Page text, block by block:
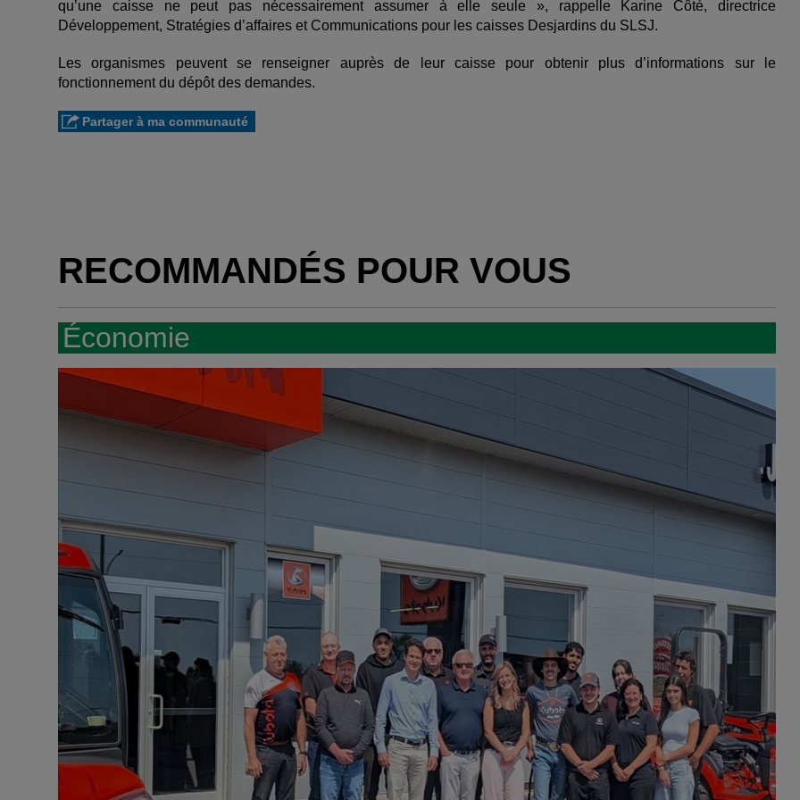
qu’une caisse ne peut pas nécessairement assumer à elle seule », rappelle Karine Côté, directrice
Développement, Stratégies d’affaires et Communications pour les caisses Desjardins du SLSJ.
Les organismes peuvent se renseigner auprès de leur caisse pour obtenir plus d’informations sur le
fonctionnement du dépôt des demandes.
Partager à ma communauté
RECOMMANDÉS POUR VOUS
Économie